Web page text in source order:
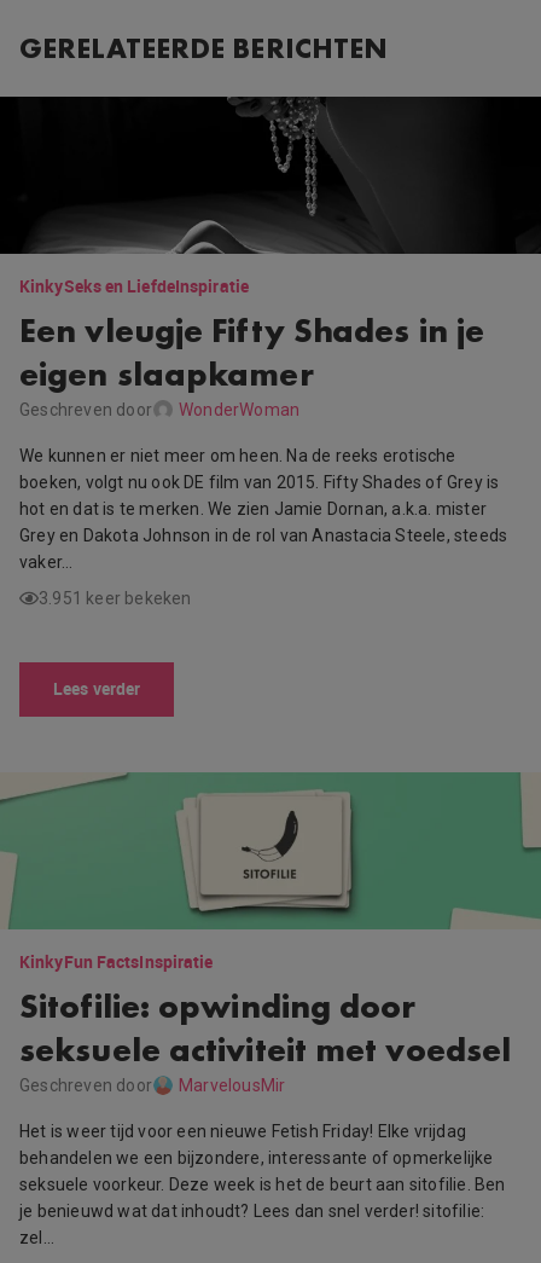
GERELATEERDE BERICHTEN
KinkySeks en LiefdeInspiratie
Een vleugje Fifty Shades in je
eigen slaapkamer
Geschreven door WonderWoman
We kunnen er niet meer om heen. Na de reeks erotische
boeken, volgt nu ook DE film van 2015. Fifty Shades of Grey is
hot en dat is te merken. We zien Jamie Dornan, a.k.a. mister
Grey en Dakota Johnson in de rol van Anastacia Steele, steeds
vaker…
3.951 keer bekeken
Lees verder
KinkyFun FactsInspiratie
Sitofilie: opwinding door
seksuele activiteit met voedsel
Geschreven door MarvelousMir
Het is weer tijd voor een nieuwe Fetish Friday! Elke vrijdag
behandelen we een bijzondere, interessante of opmerkelijke
seksuele voorkeur. Deze week is het de beurt aan sitofilie. Ben
je benieuwd wat dat inhoudt? Lees dan snel verder! sitofilie:
zel…